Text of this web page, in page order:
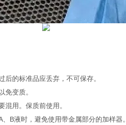
的标准品应丢弃，不可保存。
免变质。
用。保质前使用。
B液时，避免使用带金属部分的加样器。